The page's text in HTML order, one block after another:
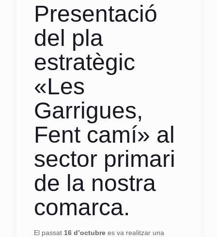
Presentació
del pla
estratègic
«Les
Garrigues,
Fent camí» al
sector primari
de la nostra
comarca.
El passat 16 d’octubrees va realitzar una